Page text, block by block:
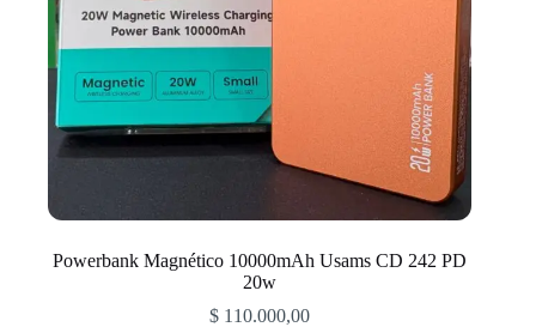
Powerbank Magnético 10000mAh Usams CD 242 PD
20w
$ 110.000,00